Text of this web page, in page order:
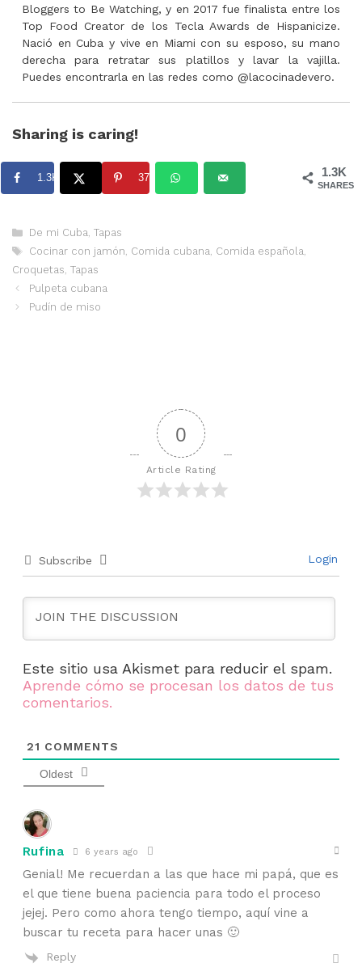
Bloggers to Be Watching, y en 2017 fue finalista entre los
Top Food Creator de los Tecla Awards de Hispanicize.
Nació en Cuba y vive en Miami con su esposo, su mano
derecha para retratar sus platillos y lavar la vajilla.
Puedes encontrarla en las redes como @lacocinadevero.
Sharing is caring!
1.3K
SHARES
1.3K 37
Categorías
De mi Cuba, Tapas
Etiquetas
Cocinar con jamón, Comida cubana, Comida española,
Croquetas, Tapas
Pulpeta cubana
Pudín de miso
0
Article Rating
Subscribe Login
Este sitio usa Akismet para reducir el spam.
Aprende cómo se procesan los datos de tus
comentarios.
21 COMMENTS
Oldest
Rufina 6 years ago
Genial! Me recuerdan a las que hace mi papá, que es
el que tiene buena paciencia para todo el proceso
jejej. Pero como ahora tengo tiempo, aquí vine a
buscar tu receta para hacer unas 🙂
Reply